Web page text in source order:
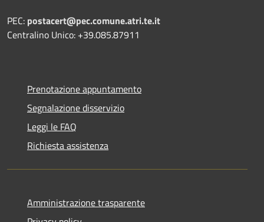
PEC: postacert@pec.comune.atri.te.it
Centralino Unico: +39.085.87911
Prenotazione appuntamento
Segnalazione disservizio
Leggi le FAQ
Richiesta assistenza
Amministrazione trasparente